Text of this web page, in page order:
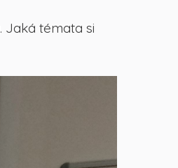
. Jaká témata si